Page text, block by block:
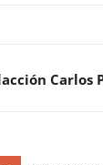
Carlos